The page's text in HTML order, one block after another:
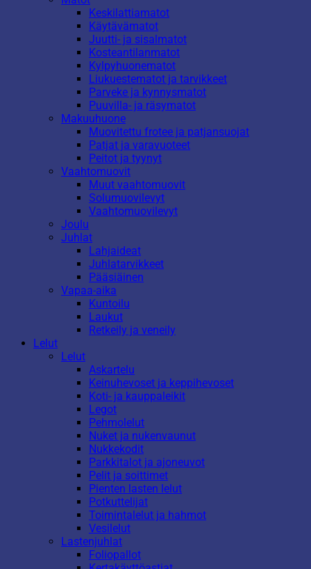
Keskilattiamatot
Käytävämatot
Juutti- ja sisalmatot
Kosteantilanmatot
Kylpyhuonematot
Liukuestematot ja tarvikkeet
Parveke ja kynnysmatot
Puuvilla- ja räsymatot
Makuuhuone
Muovitettu frotee ja patjansuojat
Patjat ja varavuoteet
Peitot ja tyynyt
Vaahtomuovit
Muut vaahtomuovit
Solumuovilevyt
Vaahtomuovilevyt
Joulu
Juhlat
Lahjaideat
Juhlatarvikkeet
Pääsiäinen
Vapaa-aika
Kuntoilu
Laukut
Retkeily ja veneily
Lelut
Lelut
Askartelu
Keinuhevoset ja keppihevoset
Koti- ja kauppaleikit
Legot
Pehmolelut
Nuket ja nukenvaunut
Nukkekodit
Parkkitalot ja ajoneuvot
Pelit ja soittimet
Pienten lasten lelut
Potkuttelijat
Toimintalelut ja hahmot
Vesilelut
Lastenjuhlat
Foliopallot